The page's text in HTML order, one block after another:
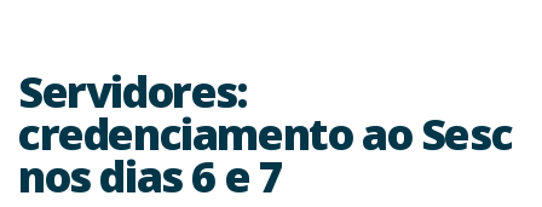
Servidores:
credenciamento ao Sesc
nos dias 6 e 7